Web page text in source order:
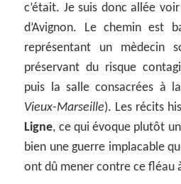
c’était. Je suis donc allée
d’Avignon. Le chemin est
représentant un mèdecin
préservant du risque
puis la salle consacrées à
Vieux-Marseille). Les récits
Ligne, ce qui évoque plutôt
bien une guerre implacable
ont dû mener contre ce fléau